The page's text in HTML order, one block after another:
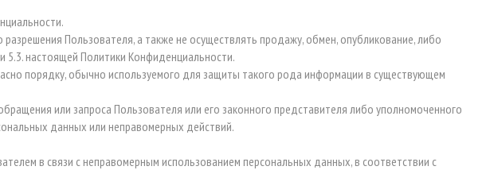
Пользователя, а также не осуществлять продажу, обмен, опубликование, либо
настоящей Политики Конфиденциальности.
порядку, обычно используемого для защиты такого рода информации в существующем
или запроса Пользователя или его законного представителя либо уполномоченного
данных или неправомерных действий.
в связи с неправомерным использованием персональных данных, в соответствии с